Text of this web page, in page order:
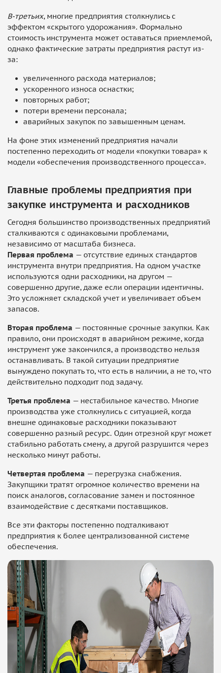
В-третьих, многие предприятия столкнулись с
эффектом «скрытого удорожания». Формально
стоимость инструмента может оставаться приемлемой,
однако фактические затраты предприятия растут из-
за:
увеличенного расхода материалов;
ускоренного износа оснастки;
повторных работ;
потери времени персонала;
аварийных закупок по завышенным ценам.
На фоне этих изменений предприятия начали
постепенно переходить от модели «покупки товара» к
модели «обеспечения производственного процесса».
Главные проблемы предприятия при
закупке инструмента и расходников
Сегодня большинство производственных предприятий
сталкиваются с одинаковыми проблемами,
независимо от масштаба бизнеса.
Первая проблема — отсутствие единых стандартов
инструмента внутри предприятия. На одном участке
используются одни расходники, на другом —
совершенно другие, даже если операции идентичны.
Это усложняет складской учет и увеличивает объем
запасов.
Вторая проблема — постоянные срочные закупки. Как
правило, они происходят в аварийном режиме, когда
инструмент уже закончился, а производство нельзя
останавливать. В такой ситуации предприятие
вынуждено покупать то, что есть в наличии, а не то, что
действительно подходит под задачу.
Третья проблема — нестабильное качество. Многие
производства уже столкнулись с ситуацией, когда
внешне одинаковые расходники показывают
совершенно разный ресурс. Один отрезной круг может
стабильно работать смену, а другой разрушится через
несколько минут работы.
Четвертая проблема — перегрузка снабжения.
Закупщики тратят огромное количество времени на
поиск аналогов, согласование замен и постоянное
взаимодействие с десятками поставщиков.
Все эти факторы постепенно подталкивают
предприятия к более централизованной системе
обеспечения.